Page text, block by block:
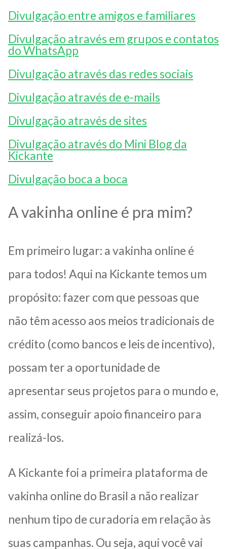
Divulgação entre amigos e familiares
Divulgação através em grupos e contatos
do WhatsApp
Divulgação através das redes sociais
Divulgação através de e-mails
Divulgação através de sites
Divulgação através do Mini Blog da
Kickante
Divulgação boca a boca
A vakinha online é pra mim?
Em primeiro lugar: a vakinha online é
para todos! Aqui na Kickante temos um
propósito: fazer com que pessoas que
não têm acesso aos meios tradicionais de
crédito (como bancos e leis de incentivo),
possam ter a oportunidade de
apresentar seus projetos para o mundo e,
assim, conseguir apoio financeiro para
realizá-los.
A Kickante foi a primeira plataforma de
vakinha online do Brasil a não realizar
nenhum tipo de curadoria em relação às
suas campanhas. Ou seja, aqui você vai